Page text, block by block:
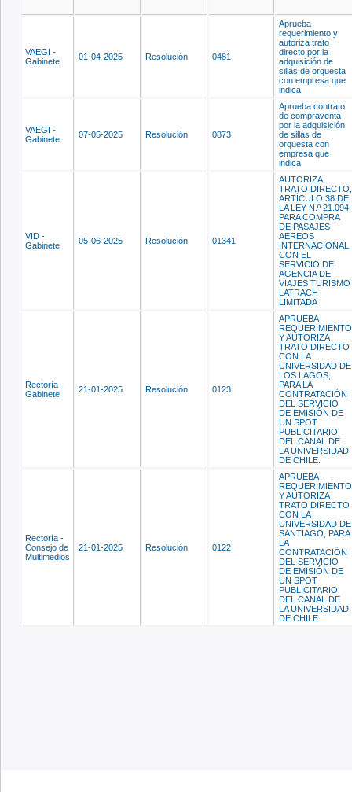
VAEGI -
Gabinete
01-04-2025 Resolución 0481
Aprueba
requerimiento y
autoriza trato
directo por la
adquisición de
sillas de orquesta
con empresa que
indica
VAEGI -
Gabinete
07-05-2025 Resolución 0873
Aprueba contrato
de compraventa
por la adquisición
de sillas de
orquesta con
empresa que
indica
VID -
Gabinete
05-06-2025 Resolución 01341
AUTORIZA
TRATO DIRECTO,
ARTÍCULO 38 DE
LA LEY N.º 21.094
PARA COMPRA
DE PASAJES
AEREOS
INTERNACIONAL
CON EL
SERVICIO DE
AGENCIA DE
VIAJES TURISMO
LATRACH
LIMITADA
Rectoría -
Gabinete
21-01-2025 Resolución 0123
APRUEBA
REQUERIMIENTO
Y AUTORIZA
TRATO DIRECTO
CON LA
UNIVERSIDAD DE
LOS LAGOS,
PARA LA
CONTRATACIÓN
DEL SERVICIO
DE EMISIÓN DE
UN SPOT
PUBLICITARIO
DEL CANAL DE
LA UNIVERSIDAD
DE CHILE.
Rectoría -
Consejo de
Multimedios
21-01-2025 Resolución 0122
APRUEBA
REQUERIMIENTO
Y AUTORIZA
TRATO DIRECTO
CON LA
UNIVERSIDAD DE
SANTIAGO, PARA
LA
CONTRATACIÓN
DEL SERVICIO
DE EMISIÓN DE
UN SPOT
PUBLICITARIO
DEL CANAL DE
LA UNIVERSIDAD
DE CHILE.